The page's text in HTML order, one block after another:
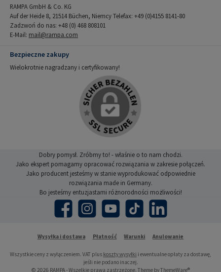
RAMPA GmbH & Co. KG
Auf der Heide 8, 21514 Büchen, Niemcy Telefax: +49 (0)4155 8141-80
Zadzwoń do nas: +48 (0) 468 808101
E-Mail: mail@rampa.com
Bezpieczne zakupy
Wielokrotnie nagradzany i certyfikowany!
Dobry pomysł. Zróbmy to! - właśnie o to nam chodzi.
Jako ekspert pomagamy opracować rozwiązania w zakresie połączeń.
Jako producent jesteśmy w stanie wyprodukować odpowiednie
rozwiązania made in Germany.
Bo jesteśmy entuzjastami różnorodności możliwości!
Facebook Instagram YouTube TikTok LinkedIn
Wysyłka i dostawa Płatność Warunki Anulowanie
Wszystkie ceny z wyłączeniem. VAT plus koszty wysyłki i ewentualne opłaty za dostawę,
jeśli nie podano inaczej.
© 2026 RAMPA - Wszelkie prawa zastrzeżone. Theme byThemeWare®